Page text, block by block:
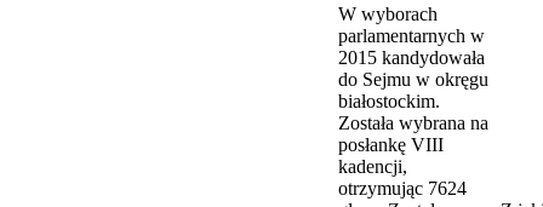
W wyborach
parlamentarnych w
2015 kandydowała
do Sejmu w okręgu
białostockim.
Została wybrana na
posłankę VIII
kadencji,
otrzymując 7624